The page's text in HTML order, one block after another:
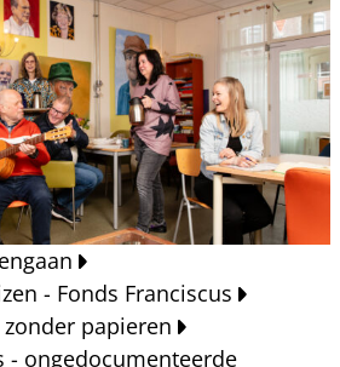
- Fonds Franciscus
papieren
- ongedocumenteerde